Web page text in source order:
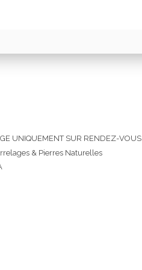
UNIQUEMENT SUR RENDEZ-VOUS
& Pierres Naturelles